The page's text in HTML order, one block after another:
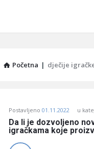
Početna | dječije
Učene
Postavljeno 01.11.2022 u
Da li je dozvoljeno
igračkama koje